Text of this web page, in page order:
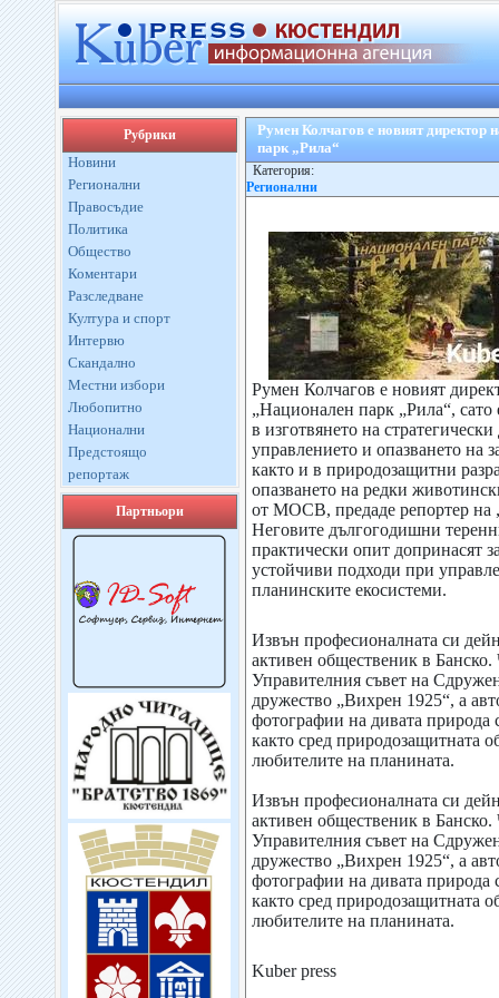
Рубрики
Новини
Регионални
Правосъдие
Политика
Общество
Коментари
Разследване
Култура и спорт
Интервю
Скандално
Местни избори
Любопитно
Национални
Предстоящо
репортаж
Партньори
Румен Колчагов е новият директор
парк „Рила“
Категория:
Регионални
Румен Колчагов е новият
„Национален парк „Рила“, сато
в изготвянето на
управлението и опазването на
както и в природозащитни
опазването на редки
от МОСВ, предаде репортер на
Неговите дългогодишни
практически опит допринасят
устойчиви подходи при
планинските екосистеми.
Извън професионалната си
активен общественик в Банско.
Управителния съвет на
дружество „Вихрен 1925“, а
фотографии на дивата природа
както сред природозащитната
любителите на планината.
Извън професионалната си
активен общественик в Банско.
Управителния съвет на
дружество „Вихрен 1925“, а
фотографии на дивата природа
както сред природозащитната
любителите на планината.
Kuber press